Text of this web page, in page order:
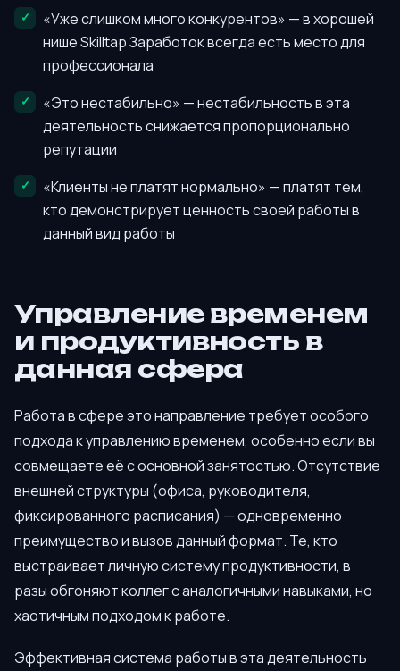
«Уже слишком много конкурентов» — в хорошей
нише Skilltap Заработок всегда есть место для
профессионала
«Это нестабильно» — нестабильность в эта
деятельность снижается пропорционально
репутации
«Клиенты не платят нормально» — платят тем,
кто демонстрирует ценность своей работы в
данный вид работы
Управление временем
и продуктивность в
данная сфера
Работа в сфере это направление требует особого
подхода к управлению временем, особенно если вы
совмещаете её с основной занятостью. Отсутствие
внешней структуры (офиса, руководителя,
фиксированного расписания) — одновременно
преимущество и вызов данный формат. Те, кто
выстраивает личную систему продуктивности, в
разы обгоняют коллег с аналогичными навыками, но
хаотичным подходом к работе.
Эффективная система работы в эта деятельность